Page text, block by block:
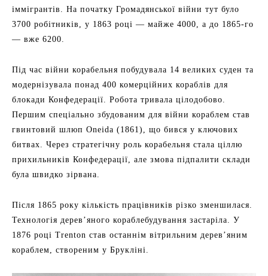
іммігрантів. На початку Громадянської війни тут було
3700 робітників, у 1863 році — майже 4000, а до 1865-го
— вже 6200.
Під час війни корабельня побудувала 14 великих суден та
модернізувала понад 400 комерційних кораблів для
блокади Конфедерації. Робота тривала цілодобово.
Першим спеціально збудованим для війни кораблем став
гвинтовий шлюп Oneida (1861), що бився у ключових
битвах. Через стратегічну роль корабельня стала ціллю
прихильників Конфедерації, але змова підпалити склади
була швидко зірвана.
Після 1865 року кількість працівників різко зменшилася.
Технологія дерев’яного кораблебудування застаріла. У
1876 році Trenton став останнім вітрильним дерев’яним
кораблем, створеним у Брукліні.